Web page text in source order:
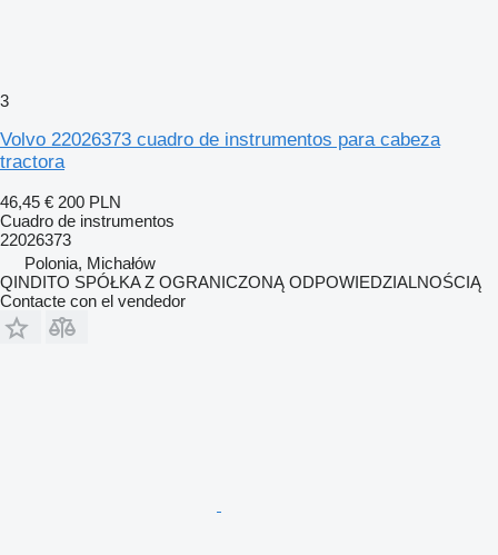
3
Volvo 22026373 cuadro de instrumentos para cabeza
tractora
46,45 € 200 PLN
Cuadro de instrumentos
22026373
Polonia, Michałów
QINDITO SPÓŁKA Z OGRANICZONĄ ODPOWIEDZIALNOŚCIĄ
Contacte con el vendedor